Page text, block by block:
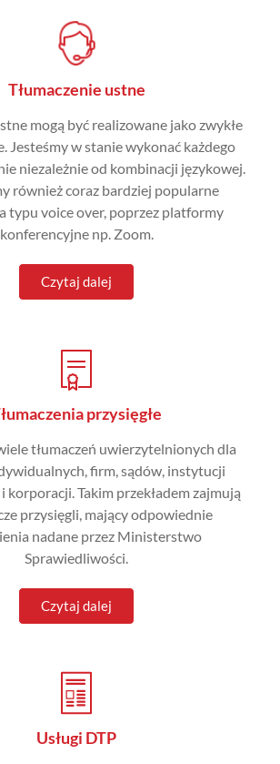
Tłumaczenie ustne
mogą być realizowane jako zwykłe
Jesteśmy w stanie wykonać każdego
niezależnie od kombinacji językowej.
również coraz bardziej popularne
typu voice over, poprzez platformy
konferencyjne np. Zoom.
Czytaj dalej
przysięgłe
tłumaczeń uwierzytelnionych dla
firm, sądów, instytucji
korporacji. Takim przekładem zajmują
przysięgli, mający odpowiednie
nadane przez Ministerstwo
Sprawiedliwości.
Czytaj dalej
Usługi DTP